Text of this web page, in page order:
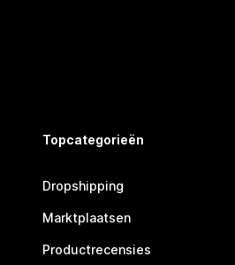
Topcategorieën
Dropshipping
Marktplaatsen
Productrecensies